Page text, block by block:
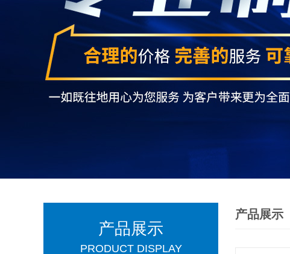
产品展示
PRODUCT DISPLAY
产品展示